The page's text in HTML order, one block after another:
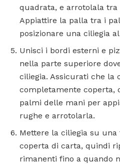
quadrata, e arrotolala
Appiattire la palla tra i
posizionare una ciliegia
Unisci i bordi esterni e
nella parte superiore
ciliegia. Assicurati che la
completamente coperta,
palmi delle mani per
rughe e arrotolarla.
Mettere la ciliegia su
coperta di carta, quindi
rimanenti fino a quando